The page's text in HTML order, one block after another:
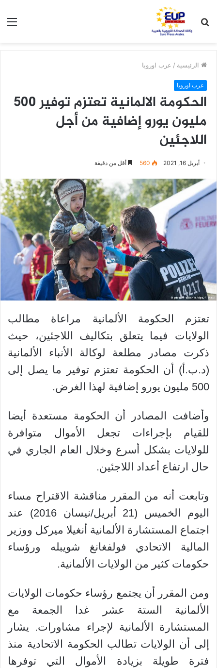
عن
الرئيسية / عرب اوروبا
عرب اوروبا
الحكومة الالمانية تعتزم توفير 500
مليون يورو إضافية من أجل
اللاجئين
أبريل 16, 2021 560 أقل من دقيقة
تعتزم الحكومة الألمانية مراعاة مطالب
الولايات فيما يتعلق بتكاليف اللاجئين، حيث
ذكرت مصادر مطلعة لوكالة الأنباء الألمانية
(د.ب.أ) أن الحكومة تعتزم توفير ما يصل إلى
500 مليون يورو إضافية لهذا الغرض.
وأضافت المصادر أن الحكومة مستعدة أيضا
للقيام بإجراءات تجعل الأموال متوافرة
للولايات بشكل أسرع وخلال العام الجاري في
حال ارتفاع أعداد اللاجئين.
وتابعت أنه من المقرر مناقشة الاقتراح مساء
اليوم الخميس (21 أبريل/نيسان 2016) عند
اجتماع المستشارة الألمانية أنغيلا ميركل ووزير
المالية الاتحادي فولفغانغ شويبله ورؤساء
حكومات كثير من الولايات الألمانية.
ومن المقرر أن يجتمع رؤساء حكومات الولايات
الألمانية الستة عشر غدا الجمعة مع
المستشارة الألمانية لإجراء مشاورات. يشار
إلى أن الولايات تطالب الحكومة الاتحادية منذ
فترة طويلة بزيادة الأموال التي توفرها